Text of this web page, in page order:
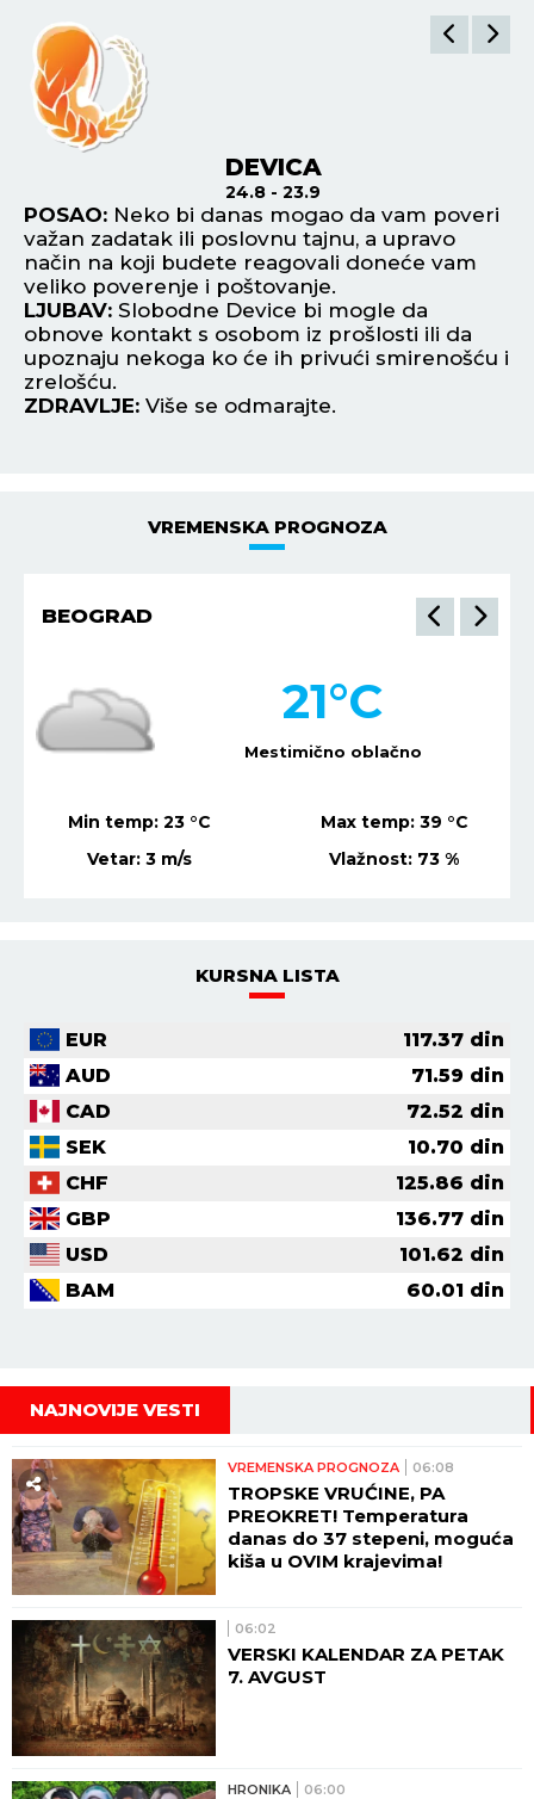
DEVICA
24.8 - 23.9
POSAO: Neko bi danas mogao da vam poveri
važan zadatak ili poslovnu tajnu, a upravo
način na koji budete reagovali doneće vam
veliko poverenje i poštovanje.
LJUBAV: Slobodne Device bi mogle da
obnove kontakt s osobom iz prošlosti ili da
upoznaju nekoga ko će ih privući smirenošću i
zrelošću.
ZDRAVLJE: Više se odmarajte.
VREMENSKA PROGNOZA
BEOGRAD
Mestimično oblačno
21°C
Min temp:23 °C Max temp: 39 °C
Vetar:3 m/s Vlažnost: 73 %
KURSNA LISTA
EUR 117.37 din
AUD
71.59 din
CAD
72.52 din
SEK
10.70 din
CHF
125.86 din
GBP
136.77 din
USD
101.62 din
BAM
60.01 din
NAJNOVIJE VESTI
VREMENSKA PROGNOZA 06:08
TROPSKE VRUĆINE, PA
PREOKRET! Temperatura
danas do 37 stepeni, moguća
kiša u OVIM krajevima!
06:02
VERSKI KALENDAR ZA PETAK
7. AVGUST
HRONIKA 06:00